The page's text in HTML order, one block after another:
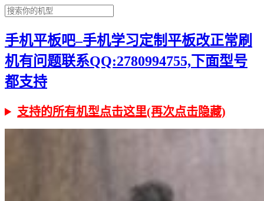
手机平板吧–手机学习定制平板改正常刷
机有问题联系QQ:2780994755,下面型号
都支持
支持的所有机型点击这里(再次点击隐藏)